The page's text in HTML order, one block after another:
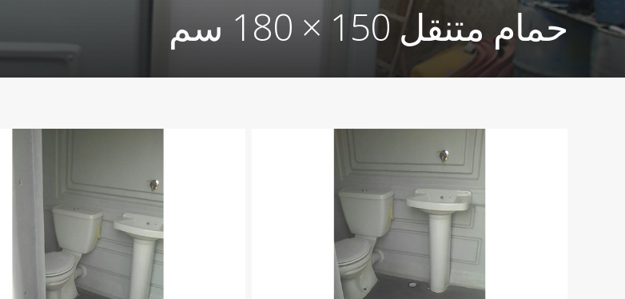
حمام متنقل 150 × 180 سم